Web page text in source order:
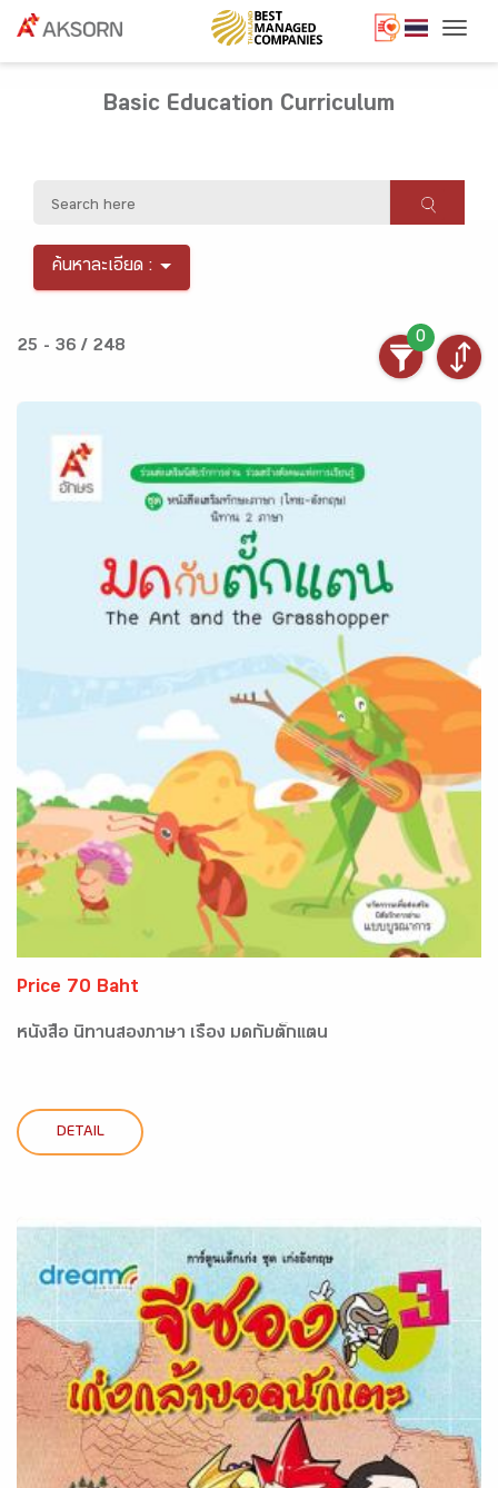
Basic Education Curriculum
ค้นหาละเอียด :
25 - 36 / 248
0
Price 70 Baht
หนังสือ นิทานสองภาษา เรื่อง มดกับตั๊กแตน
DETAIL